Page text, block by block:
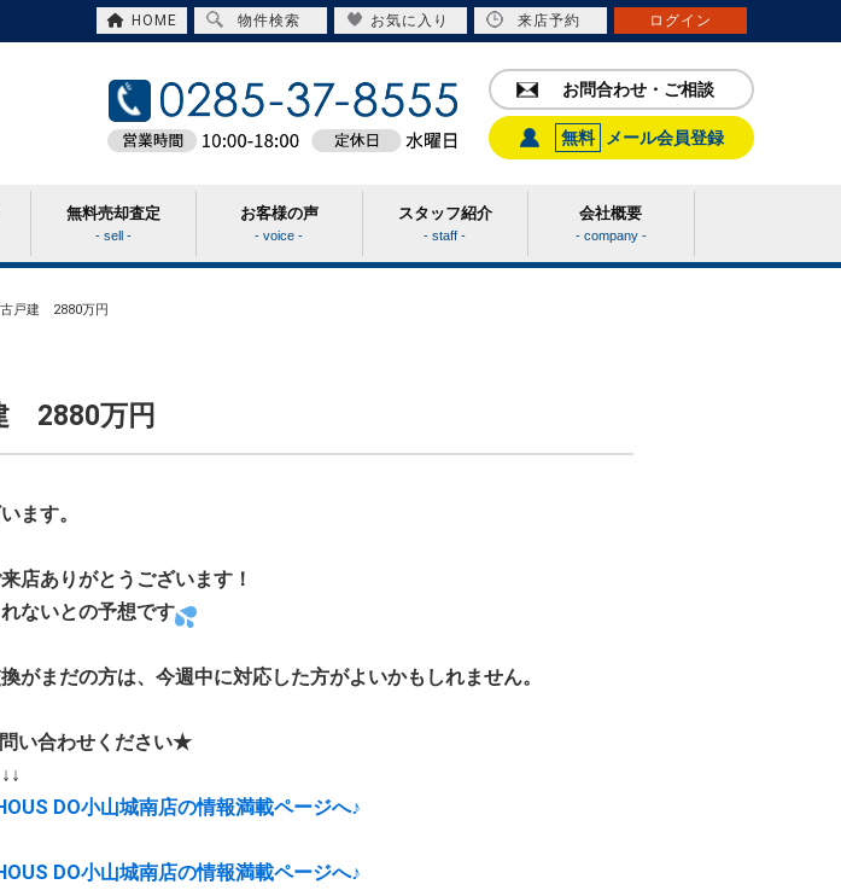
HOME 物件検索 お気に入り 来店予約 ログイン
お問合わせ・ご相談
無料 メール会員登録
無料売却査定
- sell -
お客様の声
- voice -
スタッフ紹介
- staff -
会社概要
- company -
戸建 2880万円
2880万円
ます。
店ありがとうございます！
ないとの予想です
がまだの方は、今週中に対応した方がよいかもしれません。
い合わせください★
DO小山城南店の情報満載ページへ♪
DO小山城南店の情報満載ページへ♪